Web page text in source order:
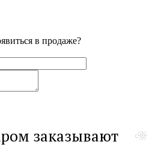
в продаже?
заказывают